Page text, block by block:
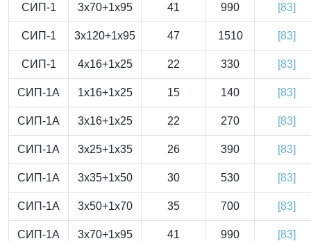
СИП-1 3x70+1x95 41 990 [83]
СИП-1 3x120+1x95 47 1510 [83]
СИП-1 4x16+1x25 22 330 [83]
СИП-1А 1x16+1x25 15 140 [83]
СИП-1А 3x16+1x25 22 270 [83]
СИП-1А 3x25+1x35 26 390 [83]
СИП-1А 3x35+1x50 30 530 [83]
СИП-1А 3x50+1x70 35 700 [83]
СИП-1А 3x70+1x95 41 990 [83]